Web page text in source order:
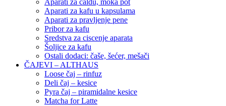
Aparati za caldu, moka pot
Aparati za kafu u kapsulama
Aparati za pravljenje pene
Pribor za kafu
Sredstva za ciscenje aparata
Šoljice za kafu
Ostali dodaci: čaše, šećer, mešači
ČAJEVI – ALTHAUS
Loose čaj – rinfuz
Deli čaj – kesice
Pyra čaj – piramidalne kesice
Matcha for Latte